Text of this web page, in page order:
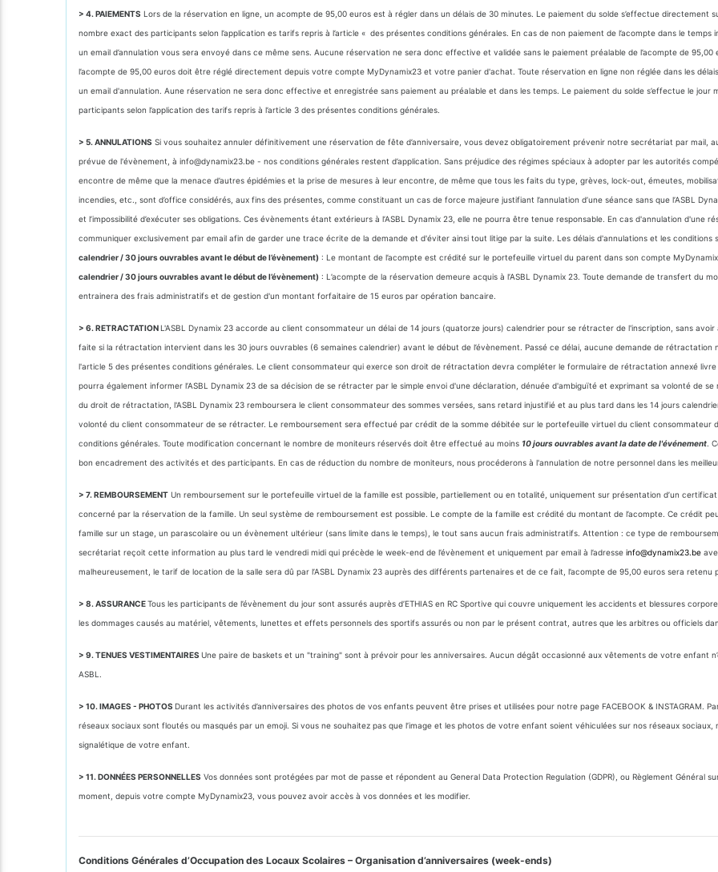
> 4. PAIEMENTS Lors de la réservation en ligne, un acompte de 95,00 euros est à régler dans un délais de 30 minutes. Le paiement du solde s’effectue directement
nombre exact des participants selon l’application es tarifs repris à l’article « des présentes conditions générales. En cas de non paiement de l’acompte dans le
un email d’annulation vous sera envoyé dans ce même sens. Aucune réservation ne sera donc effective et validée sans le paiement préalable de l’acompte de
l’acompte de 95,00 euros doit être réglé directement depuis votre compte MyDynamix23 et votre panier d'achat. Toute réservation en ligne non réglée dans les
un email d'annulation. Aune réservation ne sera donc effective et enregistrée sans paiement au préalable et dans les temps. Le paiement du solde s’effectue le jour
participants selon l’application des tarifs repris à l’article 3 des présentes conditions générales.
> 5. ANNULATIONS Si vous souhaitez annuler définitivement une réservation de fête d’anniversaire, vous devez obligatoirement prévenir notre secrétariat par mail,
prévue de l'évènement, à info@dynamix23.be - nos conditions générales restent d’application. Sans préjudice des régimes spéciaux à adopter par les autorités
encontre de même que la menace d’autres épidémies et la prise de mesures à leur encontre, de même que tous les faits du type, grèves, lock-out, émeutes,
incendies, etc., sont d’office considérés, aux fins des présentes, comme constituant un cas de force majeure justifiant l’annulation d’une séance sans que l’ASBL
et l’impossibilité d’exécuter ses obligations. Ces évènements étant extérieurs à l’ASBL Dynamix 23, elle ne pourra être tenue responsable. En cas d'annulation d'une
communiquer exclusivement par email afin de garder une trace écrite de la demande et d'éviter ainsi tout litige par la suite. Les délais d'annulations et les
calendrier / 30 jours ouvrables avant le début de l’évènement) : Le montant de l’acompte est crédité sur le portefeuille virtuel du parent dans son compte
calendrier / 30 jours ouvrables avant le début de l’évènement) : L’acompte de la réservation demeure acquis à l’ASBL Dynamix 23. Toute demande de transfert du
entrainera des frais administratifs et de gestion d'un montant forfaitaire de 15 euros par opération bancaire.
> 6. RETRACTATIONL'ASBL Dynamix 23 accorde au client consommateur un délai de 14 jours (quatorze jours) calendrier pour se rétracter de l'inscription, sans
faite si la rétractation intervient dans les 30 jours ouvrables (6 semaines calendrier) avant le début de l’évènement. Passé ce délai, aucune demande de
l'article 5 des présentes conditions générales. Le client consommateur qui exerce son droit de rétractation devra compléter le formulaire de rétractation annexé
pourra également informer l’ASBL Dynamix 23 de sa décision de se rétracter par le simple envoi d'une déclaration, dénuée d'ambiguïté et exprimant sa volonté de
du droit de rétractation, l'ASBL Dynamix 23 remboursera le client consommateur des sommes versées, sans retard injustifié et au plus tard dans les 14 jours
volonté du client consommateur de se rétracter. Le remboursement sera effectué par crédit de la somme débitée sur le portefeuille virtuel du client consommateur
conditions générales. Toute modification concernant le nombre de moniteurs réservés doit être effectué au moins 10 jours ouvrables avant la date de l'événement .
bon encadrement des activités et des participants. En cas de réduction du nombre de moniteurs, nous procéderons à l'annulation de notre personnel dans les
> 7. REMBOURSEMENT Un remboursement sur le portefeuille virtuel de la famille est possible, partiellement ou en totalité, uniquement sur présentation d’un
concerné par la réservation de la famille. Un seul système de remboursement est possible. Le compte de la famille est crédité du montant de l’acompte. Ce crédit
famille sur un stage, un parascolaire ou un évènement ultérieur (sans limite dans le temps), le tout sans aucun frais administratifs. Attention : ce type de
secrétariat reçoit cette information au plus tard le vendredi midi qui précède le week-end de l’évènement et uniquement par email à l’adresseinfo@dynamix23.be
malheureusement, le tarif de location de la salle sera dû par l’ASBL Dynamix 23 auprès des différents partenaires et de ce fait, l’acompte de 95,00 euros sera retenu
> 8. ASSURANCETous les participants de l’évènement du jour sont assurés auprès d’ETHIAS en RC Sportive qui couvre uniquement les accidents et blessures
les dommages causés au matériel, vêtements, lunettes et effets personnels des sportifs assurés ou non par le présent contrat, autres que les arbitres ou officiels
> 9. TENUES VESTIMENTAIRESUne paire de baskets et un "training" sont à prévoir pour les anniversaires. Aucun dégât occasionné aux vêtements de votre enfant
ASBL.
> 10. IMAGES - PHOTOSDurant les activités d’anniversaires des photos de vos enfants peuvent être prises et utilisées pour notre page FACEBOOK & INSTAGRAM.
réseaux sociaux sont floutés ou masqués par un emoji. Si vous ne souhaitez pas que l’image et les photos de votre enfant soient véhiculées sur nos réseaux
signalétique de votre enfant.
> 11. DONNÉES PERSONNELLES Vos données sont protégées par mot de passe et répondent au General Data Protection Regulation (GDPR), ou Règlement Général
moment, depuis votre compte MyDynamix23, vous pouvez avoir accès à vos données et les modifier.
Conditions Générales d’Occupation des Locaux Scolaires – Organisation d’anniversaires (week-ends)